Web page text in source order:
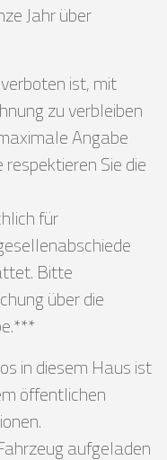
Jahr über
ist, mit
zu verbleiben
Angabe
Sie die
für
Bitte
über die
in diesem Haus ist
öffentlichen
aufgeladen